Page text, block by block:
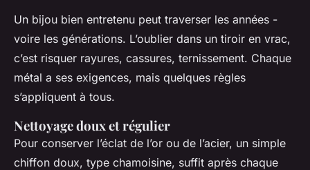
Un bijou bien entretenu peut traverser les années -
voire les générations. L’oublier dans un tiroir en vrac,
c’est risquer rayures, cassures, ternissement. Chaque
métal a ses exigences, mais quelques règles
s’appliquent à tous.
Nettoyage doux et régulier
Pour conserver l’éclat de l’or ou de l’acier, un simple
chiffon doux, type chamoisine, suffit après chaque